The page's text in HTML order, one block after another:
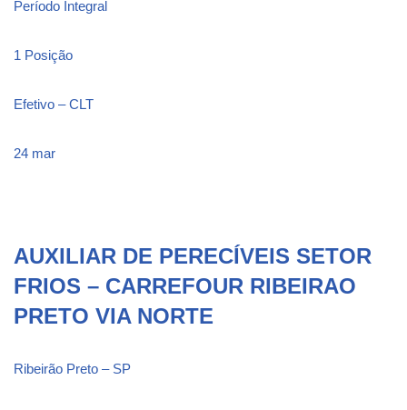
Período Integral
1 Posição
Efetivo – CLT
24 mar
AUXILIAR DE PERECÍVEIS SETOR
FRIOS – CARREFOUR RIBEIRAO
PRETO VIA NORTE
Ribeirão Preto – SP